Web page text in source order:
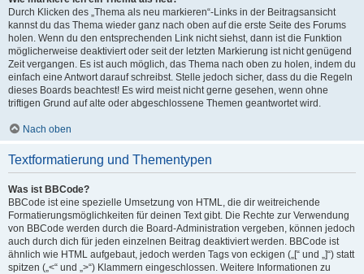
Durch Klicken des „Thema als neu markieren“-Links in der Beitragsansicht
kannst du das Thema wieder ganz nach oben auf die erste Seite des Forums
holen. Wenn du den entsprechenden Link nicht siehst, dann ist die Funktion
möglicherweise deaktiviert oder seit der letzten Markierung ist nicht genügend
Zeit vergangen. Es ist auch möglich, das Thema nach oben zu holen, indem du
einfach eine Antwort darauf schreibst. Stelle jedoch sicher, dass du die Regeln
dieses Boards beachtest! Es wird meist nicht gerne gesehen, wenn ohne
triftigen Grund auf alte oder abgeschlossene Themen geantwortet wird.
Nach oben
Textformatierung und Thementypen
Was ist BBCode?
BBCode ist eine spezielle Umsetzung von HTML, die dir weitreichende
Formatierungsmöglichkeiten für deinen Text gibt. Die Rechte zur Verwendung
von BBCode werden durch die Board-Administration vergeben, können jedoch
auch durch dich für jeden einzelnen Beitrag deaktiviert werden. BBCode ist
ähnlich wie HTML aufgebaut, jedoch werden Tags von eckigen („[“ und „]“) statt
spitzen („<“ und „>“) Klammern eingeschlossen. Weitere Informationen zu